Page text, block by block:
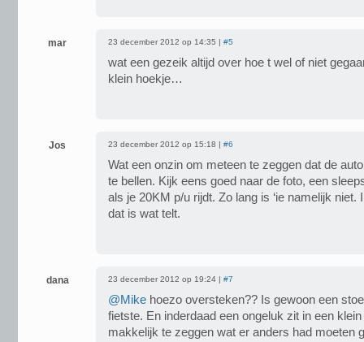
mar 23 december 2012 op 14:35 | #5
wat een gezeik altijd over hoe t wel of niet
klein hoekje…
Jos 23 december 2012 op 15:18 | #6
Wat een onzin om meteen te zeggen dat de
te bellen. Kijk eens goed naar de foto, een
als je 20KM p/u rijdt. Zo lang is ‘ie namelijk
dat is wat telt.
dana 23 december 2012 op 19:24 | #7
@Mike hoezo oversteken?? Is gewoon een
fietste. En inderdaad een ongeluk zit in een
makkelijk te zeggen wat er anders had moeten